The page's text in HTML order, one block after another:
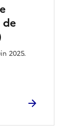
de
2025.